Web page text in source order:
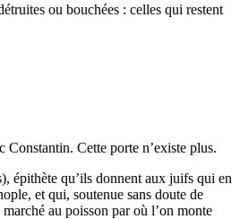
ou bouchées : celles qui restent
Cette porte n’existe plus.
épithète qu’ils donnent aux juifs qui en
et qui, soutenue sans doute de
au poisson par où l’on monte